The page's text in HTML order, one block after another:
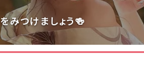
群馬県(25) 茨城県(4)
神奈川県(14)
みつけましょう🍻